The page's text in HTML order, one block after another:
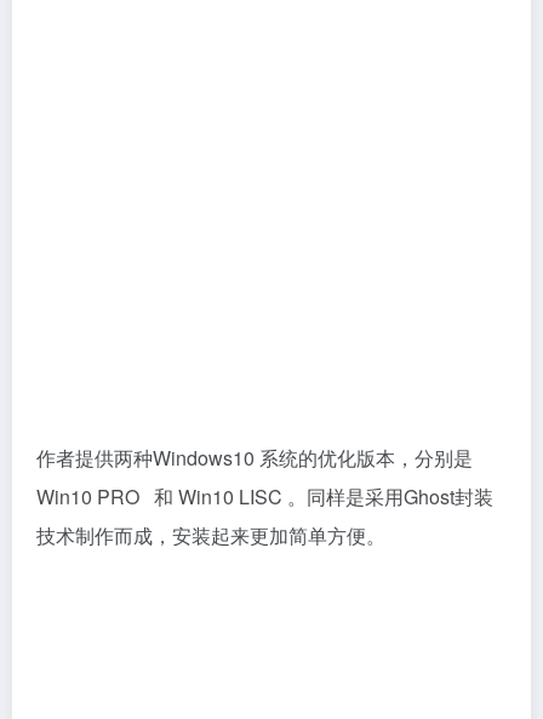
作者提供两种Windows10 系统的优化版本，分别是
Win10 PRO 和 Win10 LISC 。同样是采用Ghost封装
技术制作而成，安装起来更加简单方便。